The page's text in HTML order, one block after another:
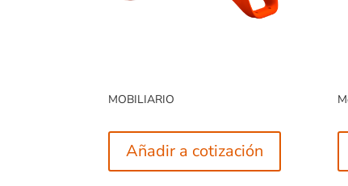
MOBILIARIO
Añadir a cotización